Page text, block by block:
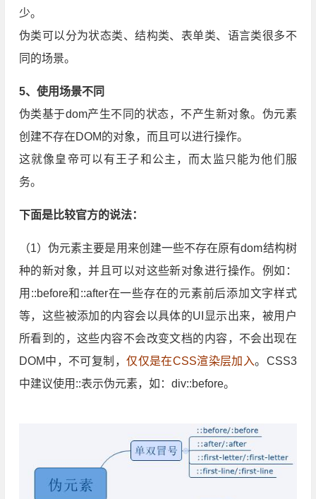
少。
伪类可以分为状态类、结构类、表单类、语言类很多不
同的场景。
5、使用场景不同
伪类基于dom产生不同的状态，不产生新对象。伪元素
创建不存在DOM的对象，而且可以进行操作。
这就像皇帝可以有王子和公主，而太监只能为他们服
务。
下面是比较官方的说法：
（1）伪元素主要是用来创建一些不存在原有dom结构树
种的新对象，并且可以对这些新对象进行操作。例如：
用::before和::after在一些存在的元素前后添加文字样式
等，这些被添加的内容会以具体的UI显示出来，被用户
所看到的，这些内容不会改变文档的内容，不会出现在
DOM中，不可复制，仅仅是在CSS渲染层加入。CSS3
中建议使用::表示伪元素，如：div::before。